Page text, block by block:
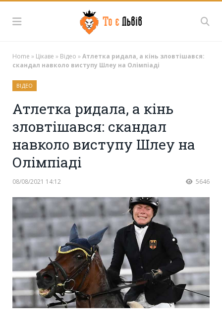
Home » Цікаве » Відео »Атлетка ридала, а кінь зловтішався:
скандал навколо виступу Шлеу на Олімпіаді
ВІДЕО
Атлетка ридала, а кінь
зловтішався: скандал
навколо виступу Шлеу на
Олімпіаді
08/08/2021 14:12 5646